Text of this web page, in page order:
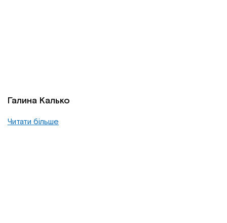
Галина Калько
Читати більше